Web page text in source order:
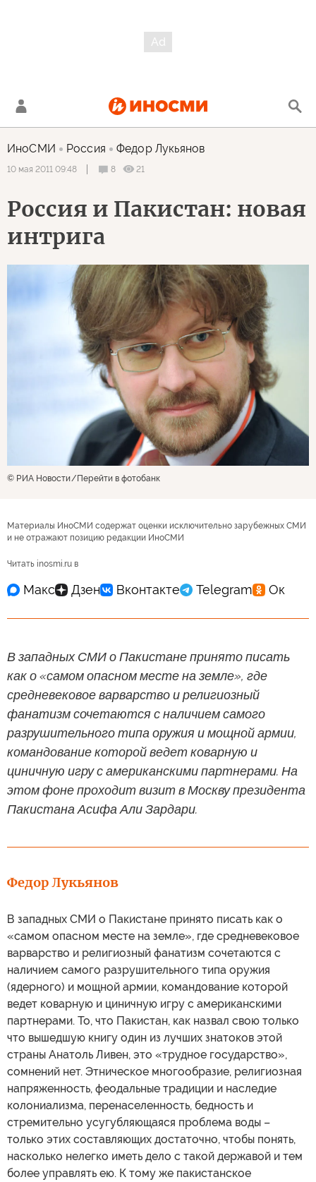
ИноСМИ Россия Федор Лукьянов
10 мая 2011 09:48 8 21
Россия и Пакистан: новая
интрига
© РИА Новости Перейти в фотобанк
Материалы ИноСМИ содержат оценки исключительно зарубежных СМИ
и не отражают позицию редакции ИноСМИ
Читать inosmi.ru в
В западных СМИ о Пакистане принято писать
как о «самом опасном месте на земле», где
средневековое варварство и религиозный
фанатизм сочетаются с наличием самого
разрушительного типа оружия и мощной армии,
командование которой ведет коварную и
циничную игру с американскими партнерами. На
этом фоне проходит визит в Москву президента
Пакистана Асифа Али Зардари.
Федор Лукьянов
В западных СМИ о Пакистане принято писать как о
«самом опасном месте на земле», где средневековое
варварство и религиозный фанатизм сочетаются с
наличием самого разрушительного типа оружия
(ядерного) и мощной армии, командование которой
ведет коварную и циничную игру с американскими
партнерами. То, что Пакистан, как назвал свою только
что вышедшую книгу один из лучших знатоков этой
страны Анатоль Ливен, это «трудное государство»,
сомнений нет. Этническое многообразие, религиозная
напряженность, феодальные традиции и наследие
колониализма, перенаселенность, бедность и
стремительно усугубляющаяся проблема воды –
только этих составляющих достаточно, чтобы понять,
насколько нелегко иметь дело с такой державой и тем
более управлять ею. К тому же пакистанское